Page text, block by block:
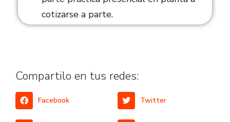
cotizarse a parte.
Compartilo en tus redes:
Facebook Twitter